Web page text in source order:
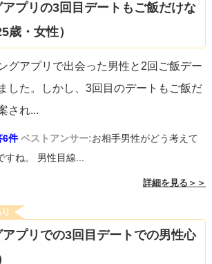
プリの3回目デートもご飯だけな
歳・女性）
グアプリで出会った男性と2回ご飯デー
した。しかし、3回目のデートもご飯だ
され...
6件 ベストアンサー:お相手男性がどう考えて
すね。 男性目線...
詳細を見る＞＞
プリでの3回目デートでの男性心